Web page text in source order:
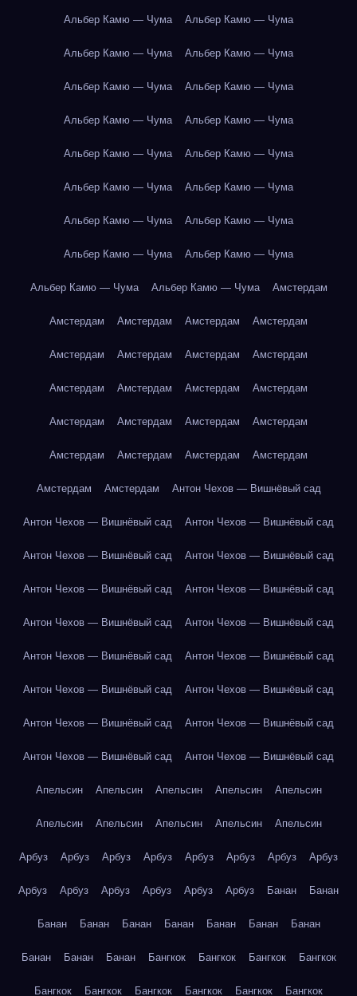
Альбер Камю — Чума Альбер Камю — Чума
Альбер Камю — Чума Альбер Камю — Чума
Альбер Камю — Чума Альбер Камю — Чума
Альбер Камю — Чума Альбер Камю — Чума
Альбер Камю — Чума Альбер Камю — Чума
Альбер Камю — Чума Альбер Камю — Чума
Альбер Камю — Чума Альбер Камю — Чума
Альбер Камю — Чума Альбер Камю — Чума
Альбер Камю — Чума Альбер Камю — Чума Амстердам
Амстердам Амстердам Амстердам Амстердам
Амстердам Амстердам Амстердам Амстердам
Амстердам Амстердам Амстердам Амстердам
Амстердам Амстердам Амстердам Амстердам
Амстердам Амстердам Амстердам Амстердам
Амстердам Амстердам Антон Чехов — Вишнёвый сад
Антон Чехов — Вишнёвый сад Антон Чехов — Вишнёвый сад
Антон Чехов — Вишнёвый сад Антон Чехов — Вишнёвый сад
Антон Чехов — Вишнёвый сад Антон Чехов — Вишнёвый сад
Антон Чехов — Вишнёвый сад Антон Чехов — Вишнёвый сад
Антон Чехов — Вишнёвый сад Антон Чехов — Вишнёвый сад
Антон Чехов — Вишнёвый сад Антон Чехов — Вишнёвый сад
Антон Чехов — Вишнёвый сад Антон Чехов — Вишнёвый сад
Антон Чехов — Вишнёвый сад Антон Чехов — Вишнёвый сад
Апельсин Апельсин Апельсин Апельсин Апельсин
Апельсин Апельсин Апельсин Апельсин Апельсин
Арбуз Арбуз Арбуз Арбуз Арбуз Арбуз Арбуз Арбуз
Арбуз Арбуз Арбуз Арбуз Арбуз Арбуз Банан Банан
Банан Банан Банан Банан Банан Банан Банан
Банан Банан Банан Бангкок Бангкок Бангкок Бангкок
Бангкок Бангкок Бангкок Бангкок Бангкок Бангкок